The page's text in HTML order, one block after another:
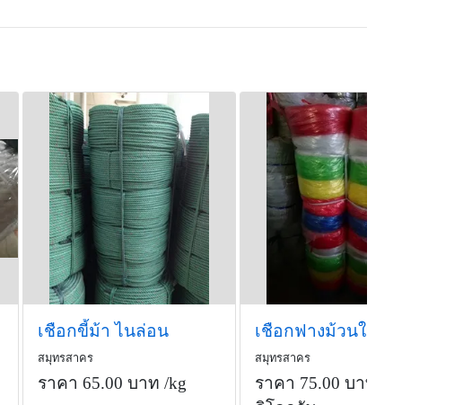
เชือกขี้ม้า ไนล่อน
สมุทรสาคร
ราคา 65.00 บาท /kg
เชือกฟางม้วนใหญ่คละสี
สมุทรสาคร
ราคา 75.00 บาท